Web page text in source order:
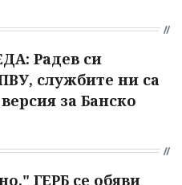
Радев си
службите ни са
за Банско
ГЕРБ се обяви